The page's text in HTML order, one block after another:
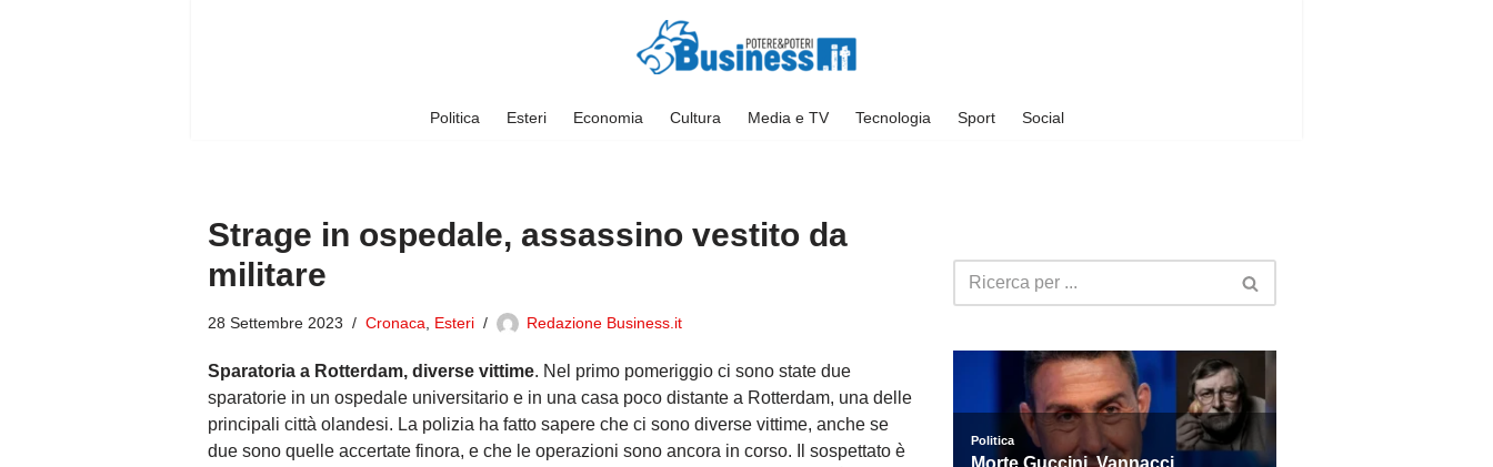
Politica Esteri Economia Cultura Media e TV Tecnologia Sport Social
Strage in ospedale, assassino vestito da
militare
28 Settembre 2023 Cronaca Esteri Redazione Business.it
Sparatoria a Rotterdam, diverse vittime. Nel primo pomeriggio ci sono state due
sparatorie in un ospedale universitario e in una casa poco distante a Rotterdam, una delle
principali città olandesi. La polizia ha fatto sapere che ci sono diverse vittime, anche se
due sono quelle accertate finora, e che le operazioni sono ancora in corso. Il sospettato è